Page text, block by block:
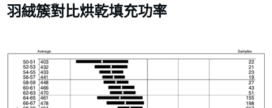
羽絨簇對比烘乾填充功率